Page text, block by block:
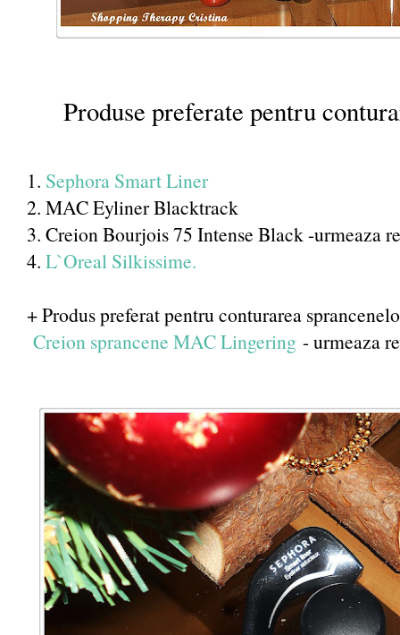
Produse preferate pentru
1. Sephora Smart Liner
2. MAC Eyliner Blacktrack
3. Creion Bourjois 75 Intense Black -urmeaza
4. L`Oreal Silkissime.
+ Produs preferat pentru conturarea
Creion sprancene MAC Lingering - urmeaza